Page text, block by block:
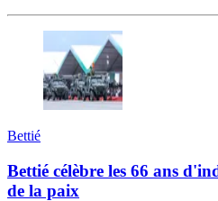
Bettié
Bettié célèbre les 66 ans
de la paix